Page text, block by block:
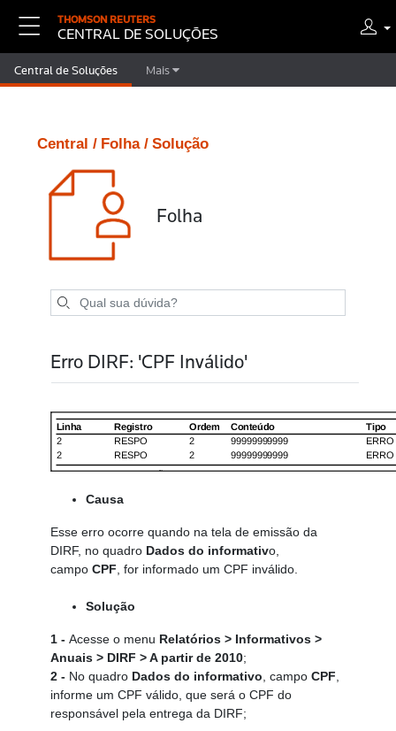
THOMSON REUTERS
CENTRAL DE SOLUÇÕES
Central de Soluções Mais
Central / Folha / Solução
Folha
Erro DIRF: 'CPF Inválido'
Causa
Esse erro ocorre quando na tela de emissão da
DIRF, no quadro Dados do informativo,
campo CPF , for informado um CPF inválido.
Solução
1 -Acesse o menu Relatórios > Informativos >
Anuais > DIRF > A partir de 2010;
2 -No quadro Dados do informativo , campo CPF
informe um CPF válido, que será o CPF do
responsável pela entrega da DIRF;